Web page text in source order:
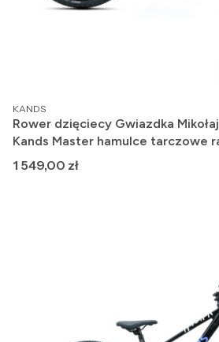
PRODUCENT
KANDS
Rower dzięciecy Gwiazdka
Kands Master hamulce tarczowe
żółty mat 2026
Cena
1 549,00 zł